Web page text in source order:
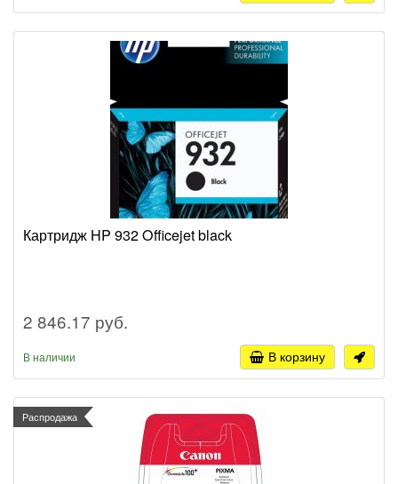
Картридж HP 932 Officejet black
2 846.17 руб.
В наличии В корзину
Распродажа